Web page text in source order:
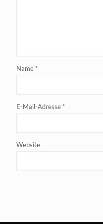
Name *
E-Mail-Adresse *
Website